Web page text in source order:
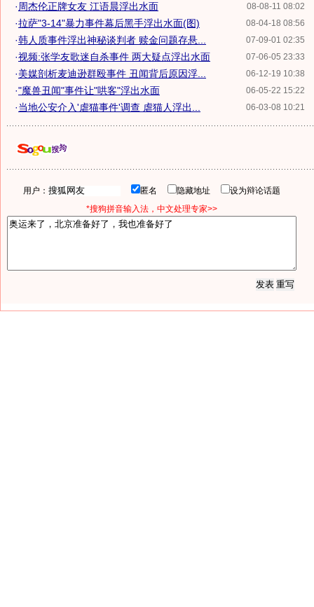
08-08-11 08:02
· 周杰伦正牌女友 江语晨浮出水面
08-04-18 08:56
·拉萨"3-14"暴力事件幕后黑手浮出水面(图)
07-09-01 02:35
·韩人质事件浮出神秘谈判者 赎金问题存悬...
07-06-05 23:33
·视频:张学友歌迷自杀事件 两大疑点浮出水面
06-12-19 10:38
·美媒剖析麦迪逊群殴事件 丑闻背后原因浮...
06-05-22 15:22
·"魔兽丑闻"事件让"哄客"浮出水面
06-03-08 10:21
·当地公安介入'虐猫事件'调查 虐猫人浮出...
用户： 匿名 隐藏地址
设为辩论话题
*搜狗拼音输入法，中文处理专家>>